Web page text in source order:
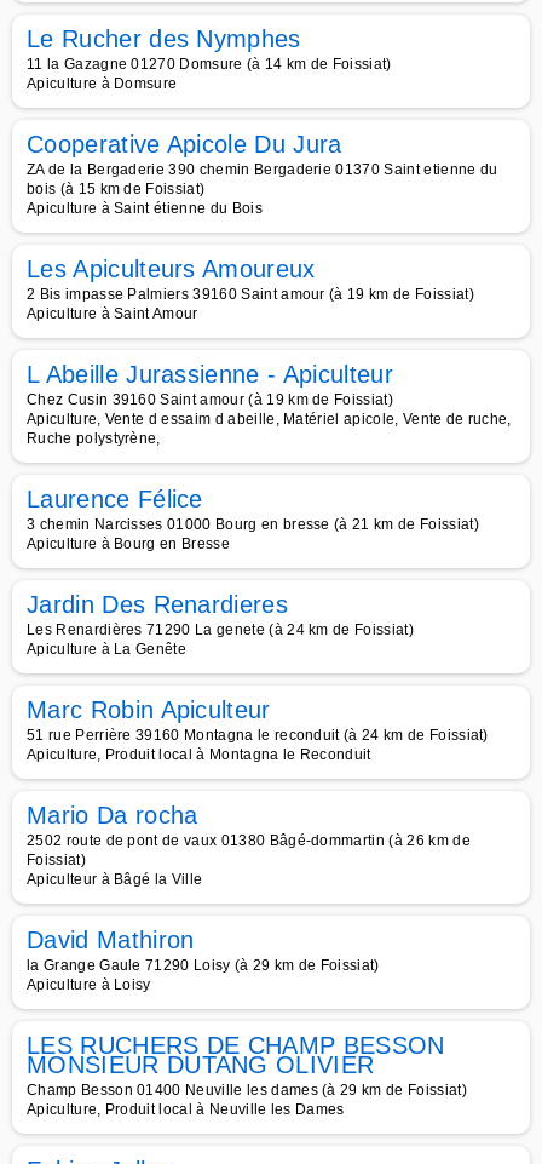
Le Rucher des Nymphes
11 la Gazagne 01270 Domsure (à 14 km de Foissiat)
Apiculture à Domsure
Cooperative Apicole Du Jura
ZA de la Bergaderie 390 chemin Bergaderie 01370 Saint etienne du
bois (à 15 km de Foissiat)
Apiculture à Saint étienne du Bois
Les Apiculteurs Amoureux
2 Bis impasse Palmiers 39160 Saint amour (à 19 km de Foissiat)
Apiculture à Saint Amour
L Abeille Jurassienne - Apiculteur
Chez Cusin 39160 Saint amour (à 19 km de Foissiat)
Apiculture, Vente d essaim d abeille, Matériel apicole, Vente de ruche,
Ruche polystyrène,
Laurence Félice
3 chemin Narcisses 01000 Bourg en bresse (à 21 km de Foissiat)
Apiculture à Bourg en Bresse
Jardin Des Renardieres
Les Renardières 71290 La genete (à 24 km de Foissiat)
Apiculture à La Genête
Marc Robin Apiculteur
51 rue Perrière 39160 Montagna le reconduit (à 24 km de Foissiat)
Apiculture, Produit local à Montagna le Reconduit
Mario Da rocha
2502 route de pont de vaux 01380 Bâgé-dommartin (à 26 km de
Foissiat)
Apiculteur à Bâgé la Ville
David Mathiron
la Grange Gaule 71290 Loisy (à 29 km de Foissiat)
Apiculture à Loisy
LES RUCHERS DE CHAMP BESSON
MONSIEUR DUTANG OLIVIER
Champ Besson 01400 Neuville les dames (à 29 km de Foissiat)
Apiculture, Produit local à Neuville les Dames